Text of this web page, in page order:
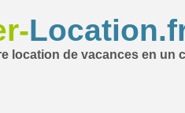
location de vacances en un